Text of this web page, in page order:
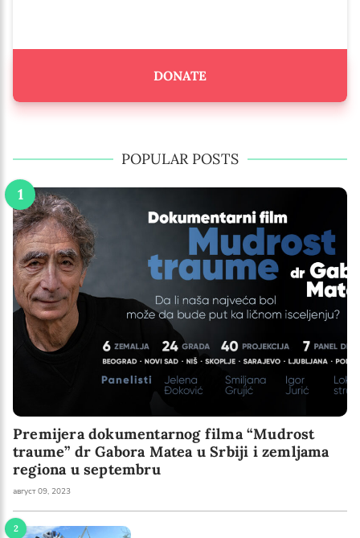
DONATE
POPULAR POSTS
Premijera dokumentarnog filma “Mudrost
traume” dr Gabora Matea u Srbiji i zemljama
regiona u septembru
август 09, 2023